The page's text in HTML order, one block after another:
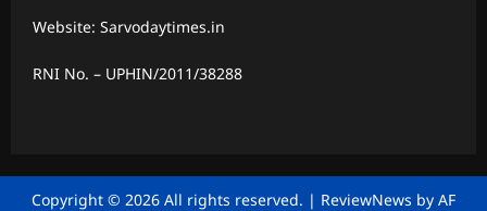
Website: Sarvodaytimes.in
RNI No. – UPHIN/2011/38288
Copyright © 2026 All rights reserved. | ReviewNews by AF